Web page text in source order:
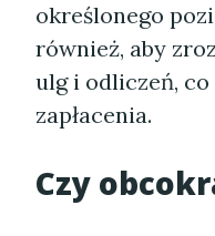
określonego
również, aby
ulg i odliczeń,
zapłacenia.
Czy